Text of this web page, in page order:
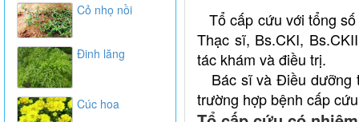
Tổ cấp cứu với tổng
Thạc sĩ, Bs.CKI,
tác khám và điều trị.
Bác sĩ và Điều dưỡng
trường hợp bệnh cấp
Cỏ nhọ nồi
Đinh lăng
Cúc hoa